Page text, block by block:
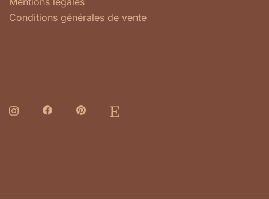
Conditions générales de vente